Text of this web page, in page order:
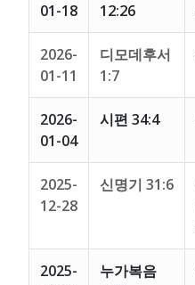
01-18
12:26
2026-
01-11
디모데후서
1:7
2026-
01-04
시편 34:4
2025-
12-28
신명기 31:6
2025-
누가복음